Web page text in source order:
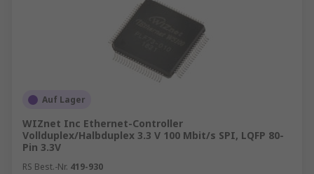
Auf Lager
WIZnet Inc Ethernet-Controller
Vollduplex/Halbduplex 3.3 V 100 Mbit/s SPI, LQFP 80-
Pin 3.3V
RS Best.-Nr. 419-930